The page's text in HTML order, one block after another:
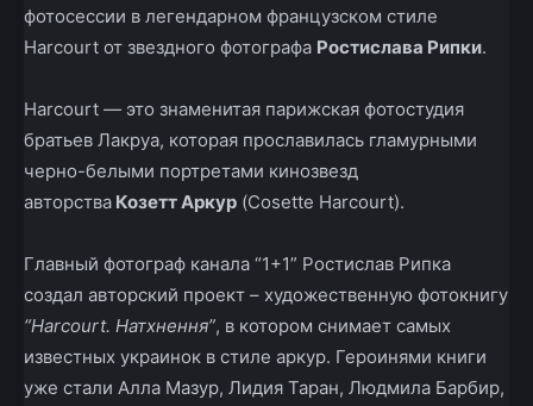
фотосессии в легендарном французском стиле
Harcourt от звездного фотографа Ростислава Рипки.
Harcourt — это знаменитая парижская фотостудия
братьев Лакруа, которая прославилась гламурными
черно-белыми портретами кинозвезд
авторства Козетт Аркур (Cosette Harcourt).
Главный фотограф канала “1+1” Ростислав Рипка
создал авторский проект – художественную фотокнигу
“Harcourt. Натхнення”, в котором снимает самых
известных украинок в стиле аркур. Героинями книги
уже стали Алла Мазур, Лидия Таран, Людмила Барбир,